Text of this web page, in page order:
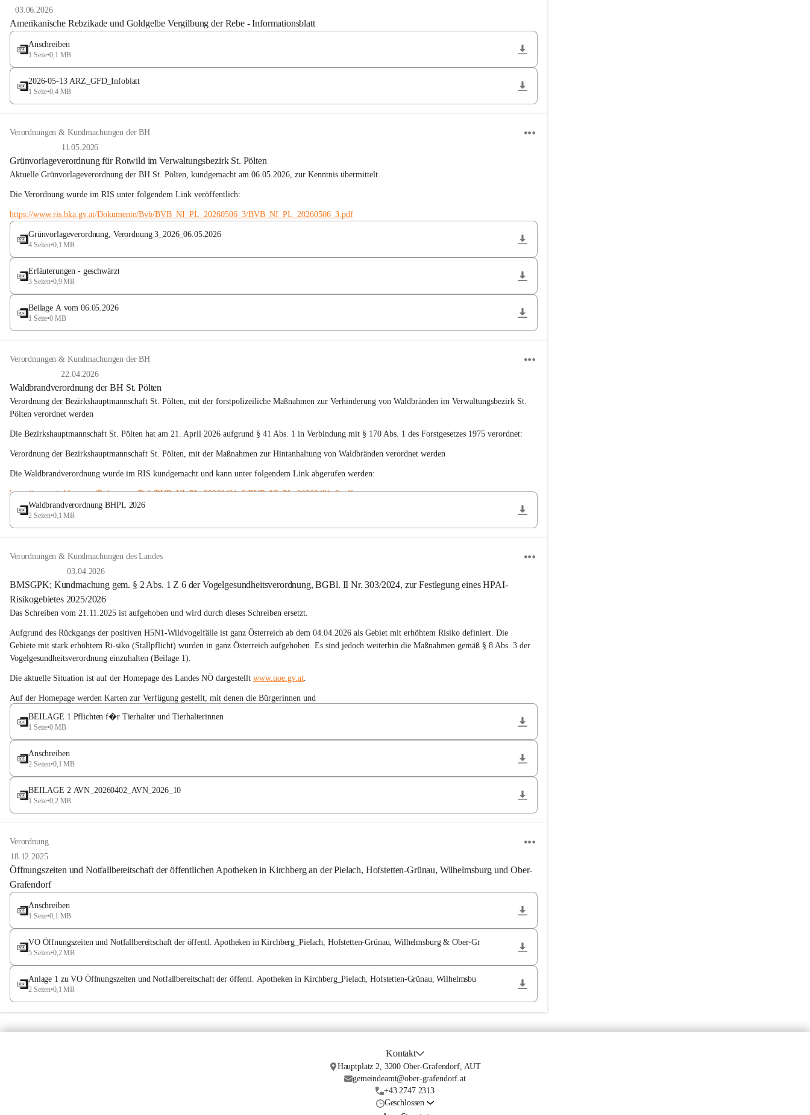
03.06.2026
Amerikanische Rebzikade und Goldgelbe Vergilbung der Rebe - Informationsblatt
Anschreiben
1 Seite•0,1 MB
2026-05-13 ARZ_GFD_Infoblatt
1 Seite•0,4 MB
Verordnungen & Kundmachungen der BH
11.05.2026
Grünvorlageverordnung für Rotwild im Verwaltungsbezirk St. Pölten
Aktuelle Grünvorlageverordnung der BH St. Pölten, kundgemacht am 06.05.2026, zur Kenntnis übermittelt.
Die Verordnung wurde im RIS unter folgendem Link veröffentlich:
https://www.ris.bka.gv.at/Dokumente/Bvb/BVB_NI_PL_20260506_3/BVB_NI_PL_20260506_3.pdf
Grünvorlageverordnung, Verordnung 3_2026_06.05.2026
4 Seiten•0,1 MB
Erläuterungen - geschwärzt
3 Seiten•0,9 MB
Beilage A vom 06.05.2026
1 Seite•0 MB
Verordnungen & Kundmachungen der BH
22.04.2026
Waldbrandverordnung der BH St. Pölten
Verordnung der Bezirkshauptmannschaft St. Pölten, mit der forstpolizeiliche Maßnahmen zur Verhinderung von Waldbränden im Verwaltungsbezirk St.
Pölten verordnet werden
Die Bezirkshauptmannschaft St. Pölten hat am 21. April 2026 aufgrund § 41 Abs. 1 in Verbindung mit § 170 Abs. 1 des Forstgesetzes 1975 verordnet:
Verordnung der Bezirkshauptmannschaft St. Pölten, mit der Maßnahmen zur Hintanhaltung von Waldbränden verordnet werden
Die Waldbrandverordnung wurde im RIS kundgemacht und kann unter folgendem Link abgerufen werden:
https://www.ris.bka.gv.at/Dokumente/Bvb/BVB_NI_PL_20260421_2/BVB_NI_PL_20260421_2.pdf
Waldbrandverordnung BHPL 2026
2 Seiten•0,1 MB
Verordnungen & Kundmachungen des Landes
03.04.2026
BMSGPK; Kundmachung gem. § 2 Abs. 1 Z 6 der Vogelgesundheitsverordnung, BGBl. II Nr. 303/2024, zur Festlegung eines HPAI-
Risikogebietes 2025/2026
Das Schreiben vom 21.11.2025 ist aufgehoben und wird durch dieses Schreiben ersetzt.
Aufgrund des Rückgangs der positiven H5N1-Wildvogelfälle ist ganz Österreich ab dem 04.04.2026 als Gebiet mit erhöhtem Risiko definiert. Die
Gebiete mit stark erhöhtem Ri-siko (Stallpflicht) wurden in ganz Österreich aufgehoben. Es sind jedoch weiterhin die Maßnahmen gemäß § 8 Abs. 3 der
Vogelgesundheitsverordnung einzuhalten (Beilage 1).
Die aktuelle Situation ist auf der Homepage des Landes NÖ dargestellt www.noe.gv.at.
Auf der Homepage werden Karten zur Verfügung gestellt, mit denen die Bürgerinnen und
Bürger feststellen können, ob sie sich in einem Risikogebiet und in einer Sperrzone befinden.
Grundsätzlich sollte auf die jeweils aktuellen Informationen des Landes (Geflügelpest
(Aviärer Influenza, HPAI, „Vogelgrippe“) - Land Niederösterreich) und des Bundes (Aviäre Influenza (Vogelgrippe, Geflügelpest) - KVG) Bedacht
genommen werden. Auf der Home-page der AGES befinden sich zusätzliche Informationen in Form von Kurzvideos und Merkblättern zur aviären
Influenza. (Vogelgrippe - AGES).
BEILAGE 1 Pflichten f�r Tierhalter und Tierhalterinnen
1 Seite•0 MB
Anschreiben
2 Seiten•0,1 MB
BEILAGE 2 AVN_20260402_AVN_2026_10
1 Seite•0,2 MB
Verordnung
18.12.2025
Öffnungszeiten und Notfallbereitschaft der öffentlichen Apotheken in Kirchberg an der Pielach, Hofstetten-Grünau, Wilhelmsburg und Ober-
Grafendorf
Anschreiben
1 Seite•0,1 MB
VO Öffnungszeiten und Notfallbereitschaft der öffentl. Apotheken in Kirchberg_Pielach, Hofstetten-Grünau, Wilhelmsburg & Ober-Gr
5 Seiten•0,2 MB
Anlage 1 zu VO Öffnungszeiten und Notfallbereitschaft der öffentl. Apotheken in Kirchberg_Pielach, Hofstetten-Grünau, Wilhelmsbu
2 Seiten•0,1 MB
Kontakt
Hauptplatz 2, 3200 Ober-Grafendorf, AUT
gemeindeamt@ober-grafendorf.at
+43 2747 2313
Geschlossen